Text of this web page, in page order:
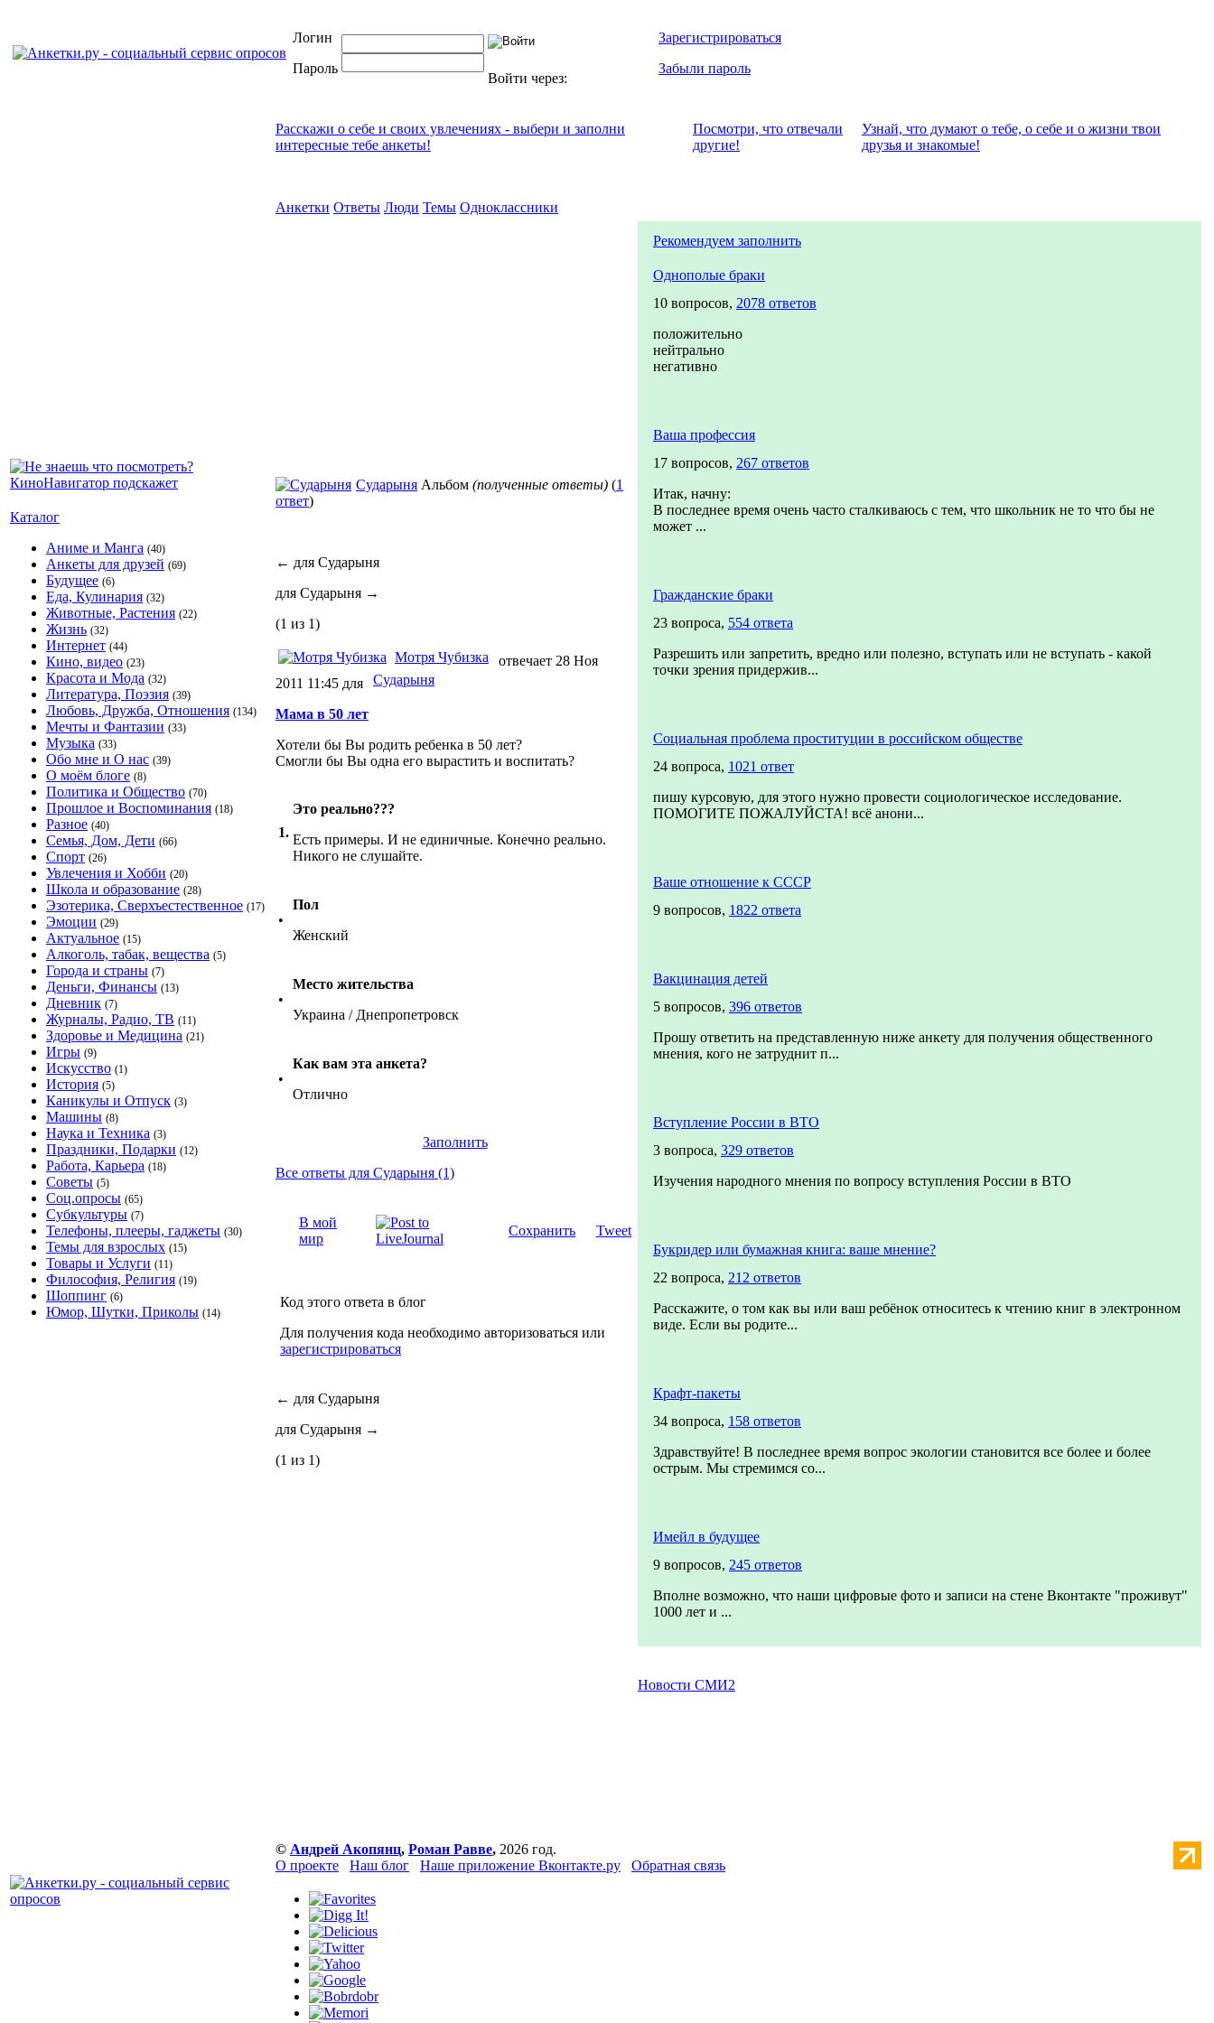
Логин
Пароль
Войти через:
Зарегистрироваться
Забыли пароль
Каталог
Аниме и Манга (40)
Анкеты для друзей (69)
Будущее (6)
Еда, Кулинария (32)
Животные, Растения (22)
Жизнь (32)
Интернет (44)
Кино, видео (23)
Красота и Мода (32)
Литература, Поэзия (39)
Любовь, Дружба, Отношения (134)
Мечты и Фантазии (33)
Музыка (33)
Обо мне и О нас (39)
О моём блоге (8)
Политика и Общество (70)
Прошлое и Воспоминания (18)
Разное (40)
Семья, Дом, Дети (66)
Спорт (26)
Увлечения и Хобби (20)
Школа и образование (28)
Эзотерика, Сверхъестественное (17)
Эмоции (29)
Актуальное (15)
Алкоголь, табак, вещества (5)
Города и страны (7)
Деньги, Финансы (13)
Дневник (7)
Журналы, Радио, ТВ (11)
Здоровье и Медицина (21)
Игры (9)
Искусство (1)
История (5)
Каникулы и Отпуск (3)
Машины (8)
Наука и Техника (3)
Праздники, Подарки (12)
Работа, Карьера (18)
Советы (5)
Соц.опросы (65)
Субкультуры (7)
Телефоны, плееры, гаджеты (30)
Темы для взрослых (15)
Товары и Услуги (11)
Философия, Религия (19)
Шоппинг (6)
Юмор, Шутки, Приколы (14)
Расскажи о себе и своих увлечениях - выбери и заполни
интересные тебе анкеты!
Посмотри, что отвeчали
другие!
Узнай, что думают о тебе, о себе и о жизни твои
друзья и знакомые!
Анкетки Ответы Люди Темы Одноклассники
Сударыня Альбом (полученные ответы) (1
ответ)
← для Сударыня
для Сударыня →
(1 из 1)
Мотря Чубизка
отвечает 28 Ноя
2011 11:45 для
Сударыня
Мама в 50 лет
Хотели бы Вы родить ребенка в 50 лет?
Смогли бы Вы одна его вырастить и воспитать?
1.
Это реально???
Есть примеры. И не единичные. Конечно реально.
Никого не слушайте.
•
Пол
Женский
•
Место жительства
Украина / Днепропетровск
•
Как вам эта анкета?
Отлично
Заполнить
Все ответы для Сударыня (1)
В мой
мир
Сохранить Tweet
Код этого ответа в блог
Для получения кода необходимо авторизоваться или
зарегистрироваться
← для Сударыня
для Сударыня →
(1 из 1)
Рекомендуем заполнить
Однополые браки
10 вопросов, 2078 ответов
положительно
нейтрально
негативно
Ваша профессия
17 вопросов, 267 ответов
Итак, начну:
В последнее время очень часто сталкиваюсь с тем, что школьник не то что бы не
может ...
Гражданские браки
23 вопроса, 554 ответа
Разрешить или запретить, вредно или полезно, вступать или не вступать - какой
точки зрения придержив...
Социальная проблема проституции в российском обществе
24 вопроса, 1021 ответ
пишу курсовую, для этого нужно провести социологическое исследование.
ПОМОГИТЕ ПОЖАЛУЙСТА! всё анони...
Ваше отношение к СССР
9 вопросов, 1822 ответа
Вакцинация детей
5 вопросов, 396 ответов
Прошу ответить на представленную ниже анкету для получения общественного
мнения, кого не затруднит п...
Вступление России в ВТО
3 вопроса, 329 ответов
Изучения народного мнения по вопросу вступления России в ВТО
Букридер или бумажная книга: ваше мнение?
22 вопроса, 212 ответов
Расскажите, о том как вы или ваш ребёнок относитесь к чтению книг в электронном
виде. Если вы родите...
Крафт-пакеты
34 вопроса, 158 ответов
Здравствуйте! В последнее время вопрос экологии становится все более и более
острым. Мы стремимся со...
Имейл в будущее
9 вопросов, 245 ответов
Вполне возможно, что наши цифровые фото и записи на стене Вконтакте "проживут"
1000 лет и ...
Новости СМИ2
© Андрей Акопянц, Роман Равве, 2026 год.
О проекте
Наш блог Наше приложение Вконтакте.ру Обратная связь